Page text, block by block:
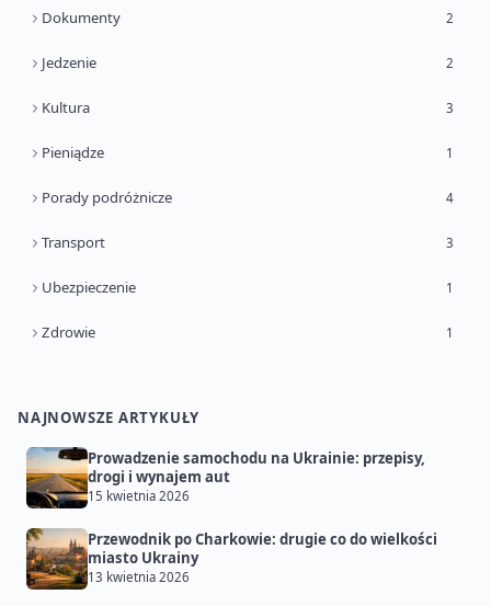
Dokumenty 2
Jedzenie 2
Kultura 3
Pieniądze 1
Porady podróżnicze 4
Transport 3
Ubezpieczenie 1
Zdrowie 1
NAJNOWSZE ARTYKUŁY
Prowadzenie samochodu na Ukrainie: przepisy,
drogi i wynajem aut
15 kwietnia 2026
Przewodnik po Charkowie: drugie co do wielkości
miasto Ukrainy
13 kwietnia 2026